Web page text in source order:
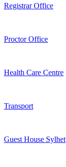
Registrar Office
Proctor Office
Health Care Centre
Transport
Guest House Sylhet